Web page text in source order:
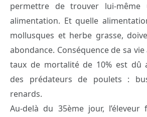
permettre de trouver lui-
alimentation. Et quelle
mollusques et herbe grasse,
abondance. Conséquence de sa
taux de mortalité de 10% est dû
des prédateurs de poulets :
renards.
Au-delà du 35ème jour,